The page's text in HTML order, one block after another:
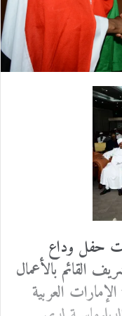
حفل وداع
القائم بالأعمال
العربية